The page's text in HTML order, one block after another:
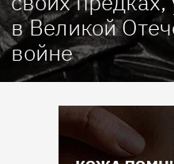
в Великой
войне